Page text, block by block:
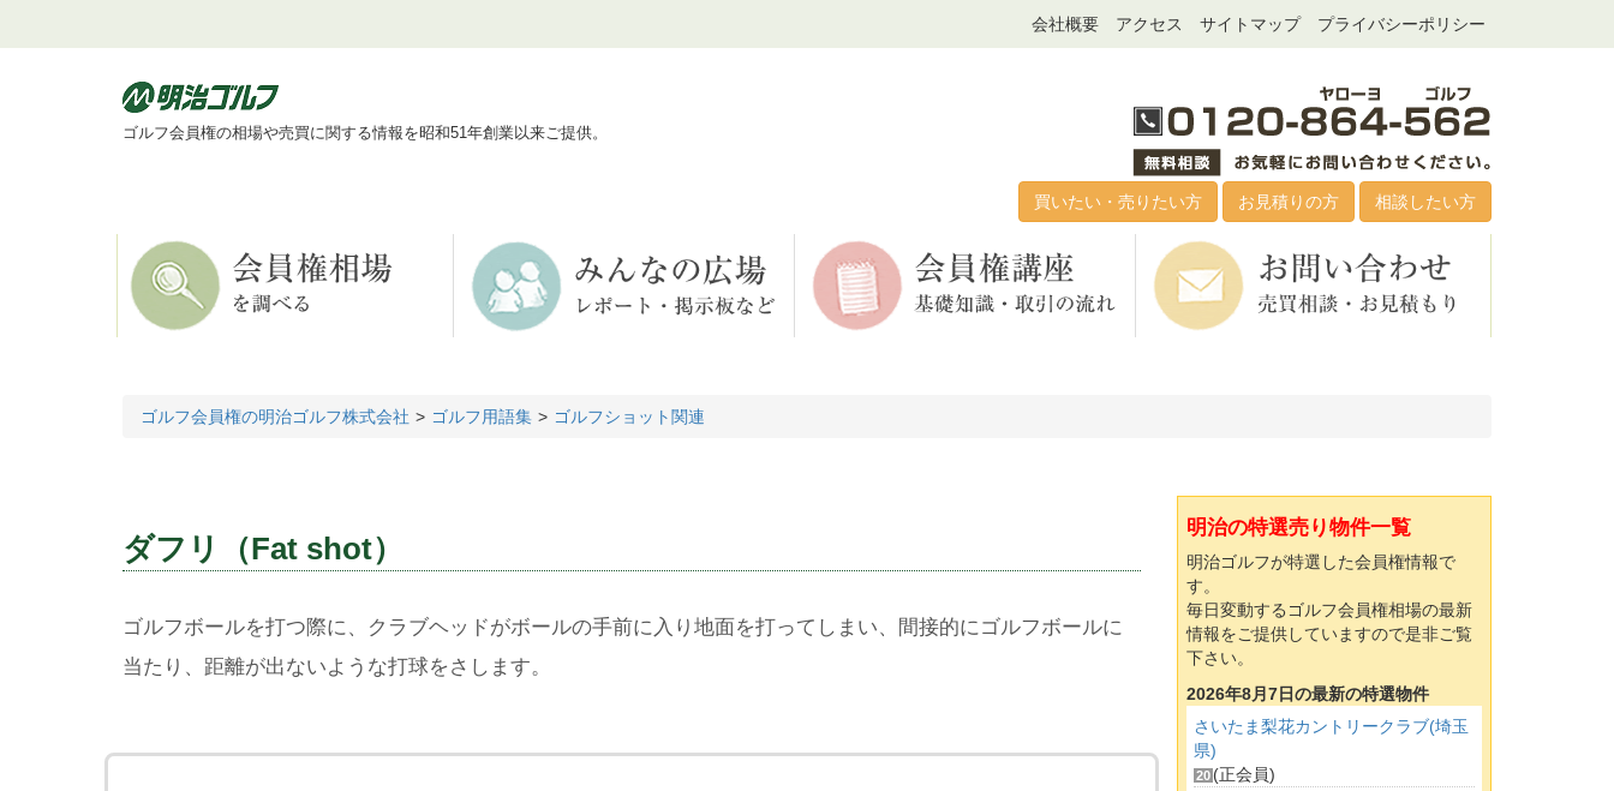
会社概要 アクセス サイトマップ プライバシーポリシー
ゴルフ会員権の相場や売買に関する情報を昭和51年創業以来ご提供。
買いたい・売りたい方 お見積りの方 相談したい方
ゴルフ会員権の明治ゴルフ株式会社 ゴルフ用語集 ゴルフショット関連
ダフリ（Fat shot）
ゴルフボールを打つ際に、クラブヘッドがボールの手前に入り地面を打ってしまい、間接的にゴルフボールに
当たり、距離が出ないような打球をさします。
明治の特選売り物件一覧
明治ゴルフが特選した会員権情報で
す。
毎日変動するゴルフ会員権相場の最新
情報をご提供していますので是非ご覧
下さい。
2026年8月7日の最新の特選物件
さいたま梨花カントリークラブ(埼玉
県)
20(正会員)